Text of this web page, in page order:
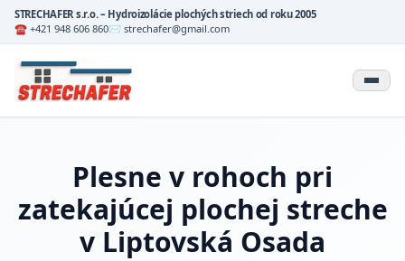
STRECHAFER s.r.o. – Hydroizolácie plochých striech od roku 2005
☎ +421 948 606 860✉ strechafer@gmail.com
Plesne v rohoch pri
zatekajúcej plochej streche
v Liptovská Osada